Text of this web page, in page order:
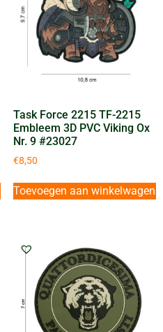
Task Force 2215 TF-2215
Embleem 3D PVC Viking Ox
Nr. 9 #23027
€8,50
Toevoegen aan winkelwagen